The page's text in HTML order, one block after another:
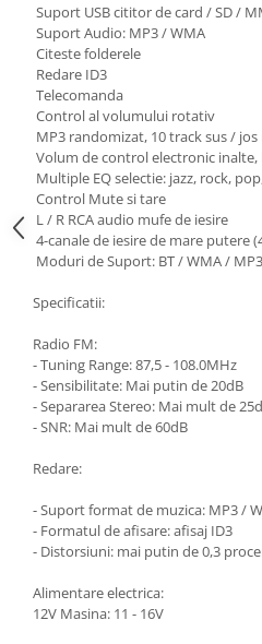
Suport USB cititor de card / SD /
Suport Audio: MP3 / WMA
Citeste folderele
Redare ID3
Telecomanda
Control al volumului rotativ
MP3 randomizat, 10 track sus / jos
Volum de control electronic inalte,
Multiple EQ selectie: jazz, rock,
Control Mute si tare
L / R RCA audio mufe de iesire
4-canale de iesire de mare putere
Moduri de Suport: BT / WMA /
Specificatii:
Radio FM:
- Tuning Range: 87,5 - 108.0MHz
- Sensibilitate: Mai putin de 20dB
- Separarea Stereo: Mai mult de
- SNR: Mai mult de 60dB
Redare:
- Suport format de muzica: MP3 /
- Formatul de afisare: afisaj ID3
- Distorsiuni: mai putin de 0,3
Alimentare electrica:
12V Masina: 11 - 16V